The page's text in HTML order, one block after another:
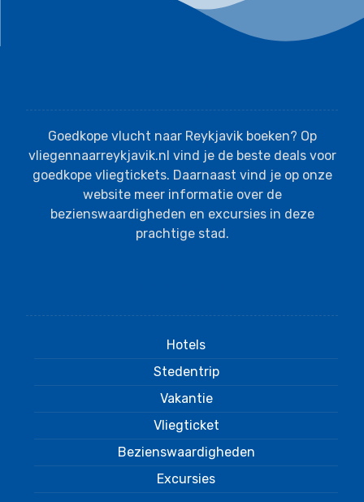
Goedkope vlucht naar Reykjavik boeken? Op
vliegennaarreykjavik.nl vind je de beste deals voor
goedkope vliegtickets. Daarnaast vind je op onze
website meer informatie over de
bezienswaardigheden en excursies in deze
prachtige stad.
Hotels
Stedentrip
Vakantie
Vliegticket
Bezienswaardigheden
Excursies